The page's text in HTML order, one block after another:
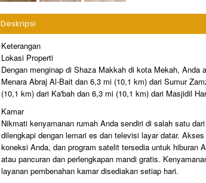
Lobby Hotel
Deskripsi
Keterangan
Lokasi Properti
Dengan menginap di Shaza Makkah di kota Mekah, Anda
Menara Abraj Al-Bait dan 6,3 mi (10,1 km) dari Sumur
(10,1 km) dari Ka'bah dan 6,3 mi (10,1 km) dari Masjidil
Kamar
Nikmati kenyamanan rumah Anda sendiri di salah satu
dilengkapi dengan lemari es dan televisi layar datar.
koneksi Anda, dan program satelit tersedia untuk hiburan
atau pancuran dan perlengkapan mandi gratis.
layanan pembenahan kamar disediakan setiap hari.